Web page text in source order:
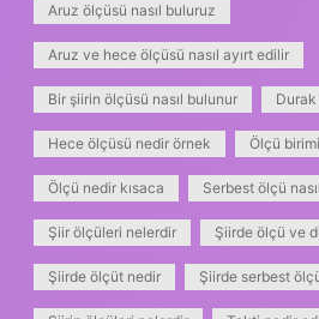
Aruz ölçüsü nasıl buluruz
Aruz ve hece ölçüsü nasıl ayırt edilir
Bir şiirin ölçüsü nasıl bulunur
Hece ölçüsü nedir örnek Ölçü
Ölçü nedir kısaca Serbest ölçü
Şiir ölçüleri nelerdir Şiirde ölçü ve
Şiirde ölçüt nedir Şiirde serbest